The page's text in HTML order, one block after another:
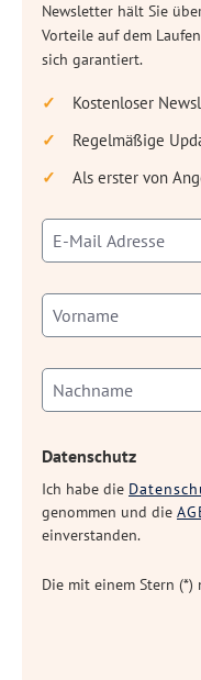
Newsletter hält Sie
Vorteile auf dem
sich garantiert.
Kostenloser
Regelmäßige
Als erster von
Datenschutz
Ich habe die
genommen und die
einverstanden.
Die mit einem Stern